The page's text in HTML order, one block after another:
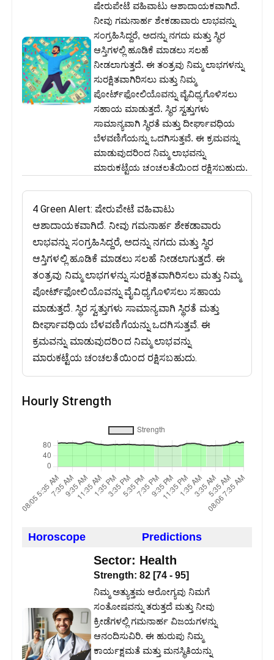
ಷೇರುಪೇಟೆ ವಹಿವಾಟು ಆಶಾದಾಯಕವಾಗಿದೆ.
ನೀವು ಗಮನಾರ್ಹ ಶೇಕಡಾವಾರು ಲಾಭವನ್ನು
ಸಂಗ್ರಹಿಸಿದ್ದರೆ, ಅದನ್ನು ನಗದು ಮತ್ತು ಸ್ಥಿರ
ಆಸ್ತಿಗಳಲ್ಲಿ ಹೂಡಿಕೆ ಮಾಡಲು ಸಲಹೆ
ನೀಡಲಾಗುತ್ತದೆ. ಈ ತಂತ್ರವು ನಿಮ್ಮ ಲಾಭಗಳನ್ನು
ಸುರಕ್ಷಿತವಾಗಿರಿಸಲು ಮತ್ತು ನಿಮ್ಮ
ಪೋರ್ಟ್‌ಫೋಲಿಯೊವನ್ನು ವೈವಿಧ್ಯಗೊಳಿಸಲು
ಸಹಾಯ ಮಾಡುತ್ತದೆ. ಸ್ಥಿರ ಸ್ವತ್ತುಗಳು
ಸಾಮಾನ್ಯವಾಗಿ ಸ್ಥಿರತೆ ಮತ್ತು ದೀರ್ಘಾವಧಿಯ
ಬೆಳವಣಿಗೆಯನ್ನು ಒದಗಿಸುತ್ತವೆ. ಈ ಕ್ರಮವನ್ನು
ಮಾಡುವುದರಿಂದ ನಿಮ್ಮ ಲಾಭವನ್ನು
ಮಾರುಕಟ್ಟೆಯ ಚಂಚಲತೆಯಿಂದ ರಕ್ಷಿಸಬಹುದು.
4 Green Alert: ಷೇರುಪೇಟೆ ವಹಿವಾಟು
ಆಶಾದಾಯಕವಾಗಿದೆ. ನೀವು ಗಮನಾರ್ಹ ಶೇಕಡಾವಾರು
ಲಾಭವನ್ನು ಸಂಗ್ರಹಿಸಿದ್ದರೆ, ಅದನ್ನು ನಗದು ಮತ್ತು ಸ್ಥಿರ
ಆಸ್ತಿಗಳಲ್ಲಿ ಹೂಡಿಕೆ ಮಾಡಲು ಸಲಹೆ ನೀಡಲಾಗುತ್ತದೆ. ಈ
ತಂತ್ರವು ನಿಮ್ಮ ಲಾಭಗಳನ್ನು ಸುರಕ್ಷಿತವಾಗಿರಿಸಲು ಮತ್ತು ನಿಮ್ಮ
ಪೋರ್ಟ್‌ಫೋಲಿಯೊವನ್ನು ವೈವಿಧ್ಯಗೊಳಿಸಲು ಸಹಾಯ
ಮಾಡುತ್ತದೆ. ಸ್ಥಿರ ಸ್ವತ್ತುಗಳು ಸಾಮಾನ್ಯವಾಗಿ ಸ್ಥಿರತೆ ಮತ್ತು
ದೀರ್ಘಾವಧಿಯ ಬೆಳವಣಿಗೆಯನ್ನು ಒದಗಿಸುತ್ತವೆ. ಈ
ಕ್ರಮವನ್ನು ಮಾಡುವುದರಿಂದ ನಿಮ್ಮ ಲಾಭವನ್ನು
ಮಾರುಕಟ್ಟೆಯ ಚಂಚಲತೆಯಿಂದ ರಕ್ಷಿಸಬಹುದು.
Hourly Strength
Horoscope Predictions
Sector: Health
Strength: 82 [74 - 95]
ನಿಮ್ಮ ಅತ್ಯುತ್ತಮ ಆರೋಗ್ಯವು ನಿಮಗೆ
ಸಂತೋಷವನ್ನು ತರುತ್ತದೆ ಮತ್ತು ನೀವು
ಕ್ರೀಡೆಗಳಲ್ಲಿ ಗಮನಾರ್ಹ ವಿಜಯಗಳನ್ನು
ಆನಂದಿಸುವಿರಿ. ಈ ಹುರುಪು ನಿಮ್ಮ
ಕಾರ್ಯಕ್ಷಮತೆ ಮತ್ತು ಮನಸ್ಥಿತಿಯನ್ನು